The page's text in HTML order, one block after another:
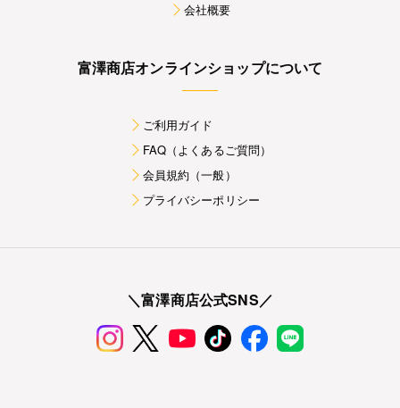
会社概要
富澤商店オンラインショップについて
ご利用ガイド
FAQ（よくあるご質問）
会員規約（一般）
プライバシーポリシー
＼富澤商店公式SNS／